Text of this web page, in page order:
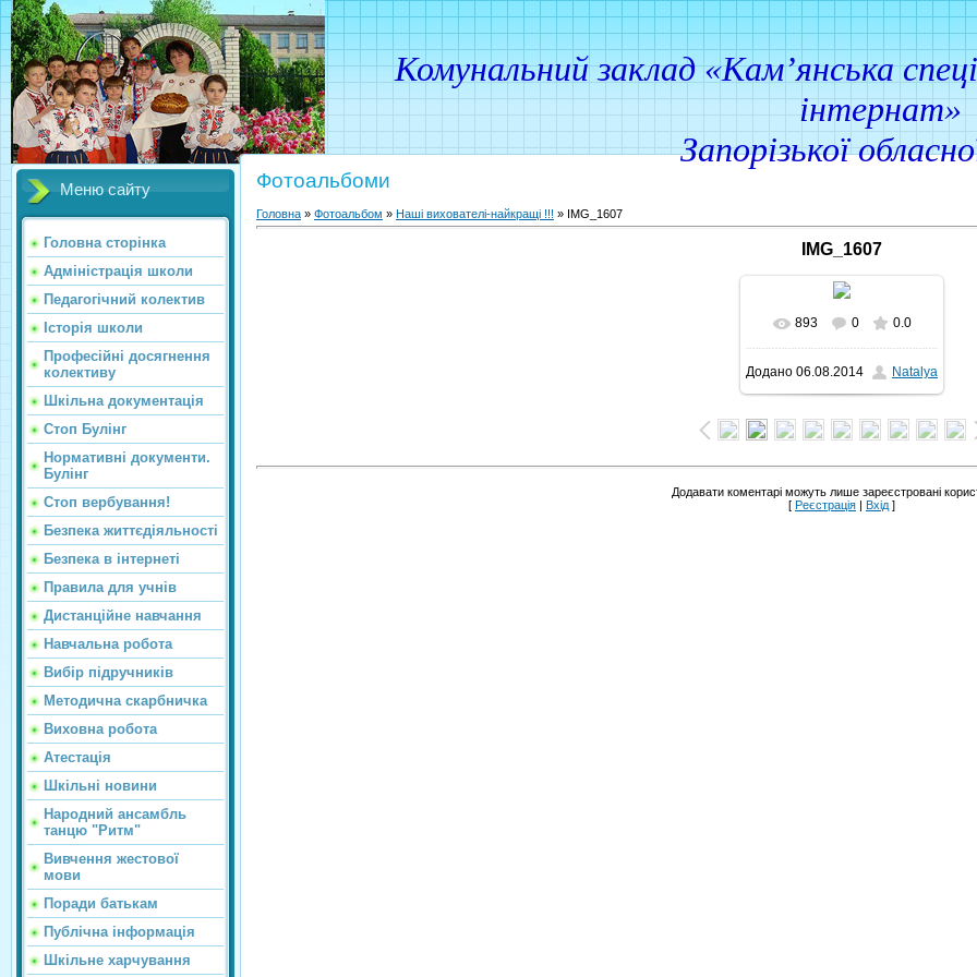
Комунальний заклад «Кам’янська
інтернат»
Запорізької
Меню сайту
Головна сторінка
Адміністрація школи
Педагогічний колектив
Історія школи
Професійні досягнення
колективу
Шкільна документація
Стоп Булінг
Нормативні документи.
Булінг
Стоп вербування!
Безпека життєдіяльності
Безпека в інтернеті
Правила для учнів
Дистанційне навчання
Навчальна робота
Вибір підручників
Методична скарбничка
Виховна робота
Атестація
Шкільні новини
Народний ансамбль
танцю "Ритм"
Вивчення жестової
мови
Поради батькам
Публічна інформація
Шкільне харчування
Фотоальбоми
Головна » Фотоальбом » Наші вихователі-найкращі !!! » IMG_1607
IMG_1607
893 0 0.0
Додано 06.08.2014 Natalya
Додавати коментарі можуть лише зареєстровані
[ Реєстрація | Вхід ]